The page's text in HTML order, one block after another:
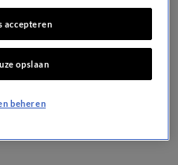
accepteren
opslaan
beheren